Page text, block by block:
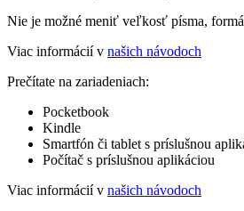
Nie je možné meniť veľkosť písma,
Viac informácií v našich návodoch
Prečítate na zariadeniach:
Pocketbook
Kindle
Smartfón či tablet s príslušnou
Počítač s príslušnou aplikáciou
Viac informácií v našich návodoch